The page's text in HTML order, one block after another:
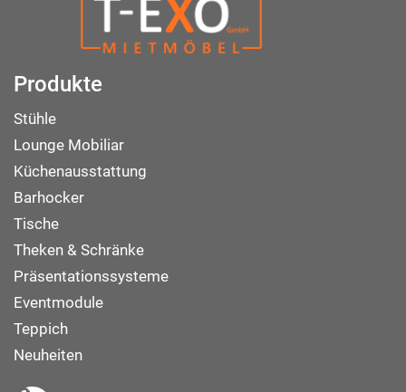
Produkte
Stühle
Lounge Mobiliar
Küchenausstattung
Barhocker
Tische
Theken & Schränke
Präsentationssysteme
Eventmodule
Teppich
Neuheiten